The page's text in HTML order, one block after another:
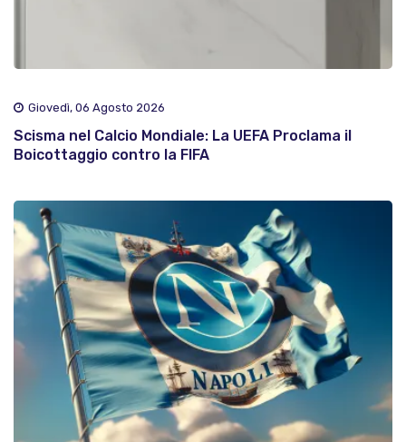
Giovedì, 06 Agosto 2026
Scisma nel Calcio Mondiale: La UEFA Proclama il
Boicottaggio contro la FIFA